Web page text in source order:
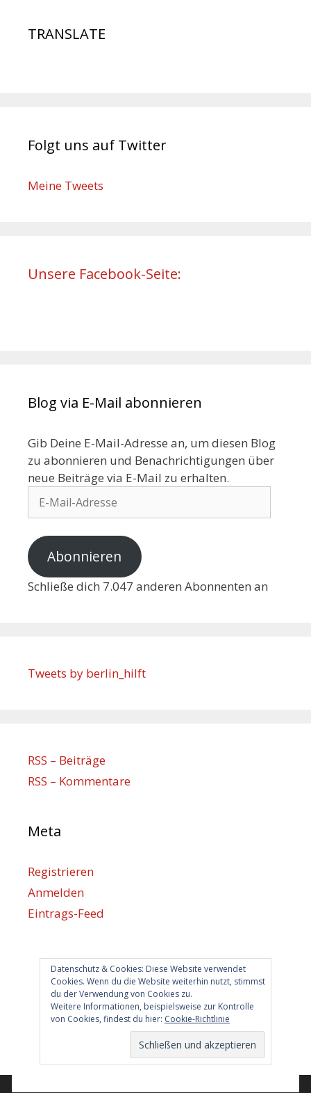
TRANSLATE
Folgt uns auf Twitter
Meine Tweets
Unsere Facebook-Seite:
Blog via E-Mail abonnieren
Gib Deine E-Mail-Adresse an, um diesen Blog
zu abonnieren und Benachrichtigungen über
neue Beiträge via E-Mail zu erhalten.
Abonnieren
Schließe dich 7.047 anderen Abonnenten an
Datenschutz & Cookies: Diese Website verwendet
Cookies. Wenn du die Website weiterhin nutzt, stimmst
du der Verwendung von Cookies zu.
Weitere Informationen, beispielsweise zur Kontrolle
von Cookies, findest du hier: Cookie-Richtlinie
Tweets by berlin_hilft
RSS – Beiträge
RSS – Kommentare
Meta
Registrieren
Anmelden
Eintrags-Feed
WordPress.org
Berlin hilft
info@berlin-hilft.com